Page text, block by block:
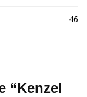
46
“Kenzel